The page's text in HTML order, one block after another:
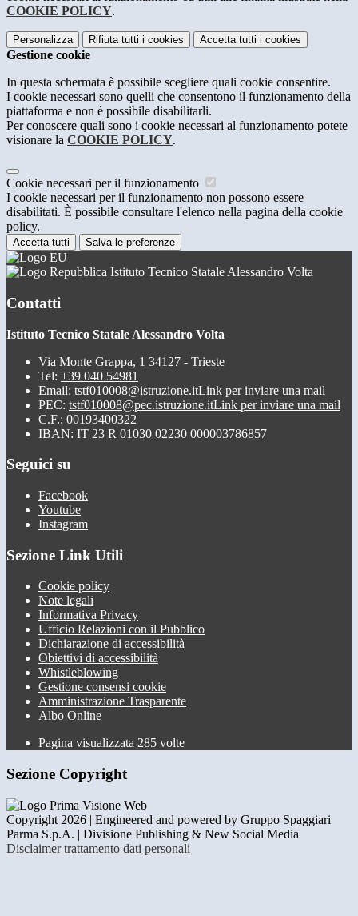
COOKIE POLICY.
Personalizza Rifiuta tutti i cookies Accetta tutti i cookies
Gestione cookie
In questa schermata è possibile scegliere quali cookie consentire.
I cookie necessari sono quelli che consentono il funzionamento della
piattaforma e non è possibile disabilitarli.
Per conoscere quali sono i cookie necessari al funzionamento potete
visionare la COOKIE POLICY.
Cookie necessari per il funzionamento
I cookie necessari per il funzionamento non possono essere
disabilitati. È possibile consultare l'elenco nella pagina della cookie
policy.
Accetta tutti Salva le preferenze
Istituto Tecnico Statale Alessandro Volta
Contatti
Istituto Tecnico Statale Alessandro Volta
Via Monte Grappa, 1 34127 - Trieste
Tel: +39 040 54981
Email: tstf010008@istruzione.itLink per inviare una mail
PEC: tstf010008@pec.istruzione.itLink per inviare una mail
C.F.: 00193400322
IBAN: IT 23 R 01030 02230 000003786857
Seguici su
Facebook
Youtube
Instagram
Sezione Link Utili
Cookie policy
Note legali
Informativa Privacy
Ufficio Relazioni con il Pubblico
Dichiarazione di accessibilità
Obiettivi di accessibilità
Whistleblowing
Gestione consensi cookie
Amministrazione Trasparente
Albo Online
Pagina visualizzata 285 volte
Sezione Copyright
Copyright 2026 | Engineered and powered by Gruppo Spaggiari
Parma S.p.A. | Divisione Publishing & New Social Media
Disclaimer trattamento dati personali